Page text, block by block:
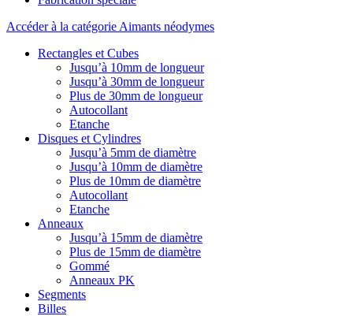
Accéder à la catégorie Aimants néodymes
Rectangles et Cubes
Jusqu’à 10mm de longueur
Jusqu’à 30mm de longueur
Plus de 30mm de longueur
Autocollant
Etanche
Disques et Cylindres
Jusqu’à 5mm de diamètre
Jusqu’à 10mm de diamètre
Plus de 10mm de diamètre
Autocollant
Etanche
Anneaux
Jusqu’à 15mm de diamètre
Plus de 15mm de diamètre
Gommé
Anneaux PK
Segments
Billes